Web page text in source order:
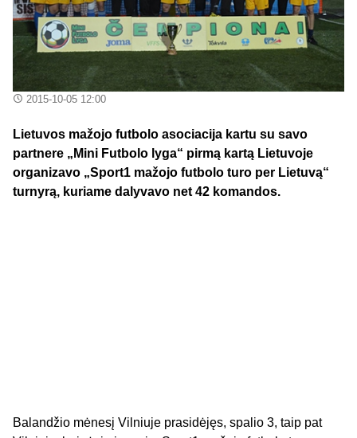
2015-10-05 12:00
Lietuvos mažojo futbolo asociacija kartu su savo
partnere „Mini Futbolo lyga“ pirmą kartą Lietuvoje
organizavo „Sport1 mažojo futbolo turo per Lietuvą“
turnyrą, kuriame dalyvavo net 42 komandos.
Balandžio mėnesį Vilniuje prasidėjęs, spalio 3, taip pat